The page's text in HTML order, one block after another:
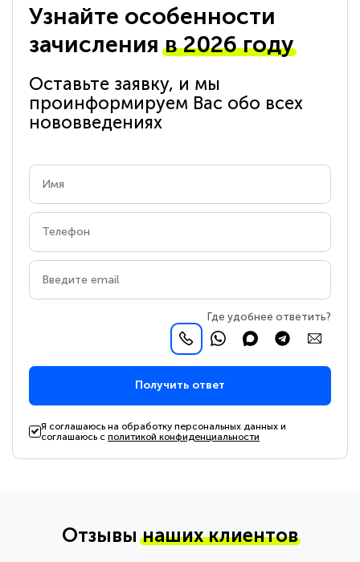
Узнайте особенности
зачисленияв 2026 году
Оставьте заявку, и мы
проинформируем Вас обо всех
нововведениях
Где удобнее ответить?
Получить ответ
Я соглашаюсь на обработку персональных данных и
соглашаюсь сполитикой конфиденциальности
Отзывынаших клиентов